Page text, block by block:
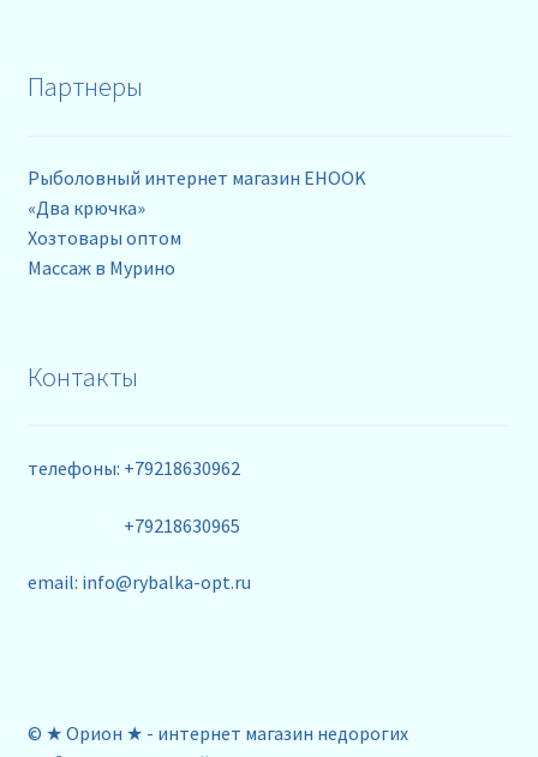
Партнеры
Рыболовный интернет магазин EHOOK
«Два крючка»
Хозтовары оптом
Массаж в Мурино
Контакты
телефоны: +79218630962
+79218630965
email: info@rybalka-opt.ru
© ★ Орион ★ - интернет магазин недорогих